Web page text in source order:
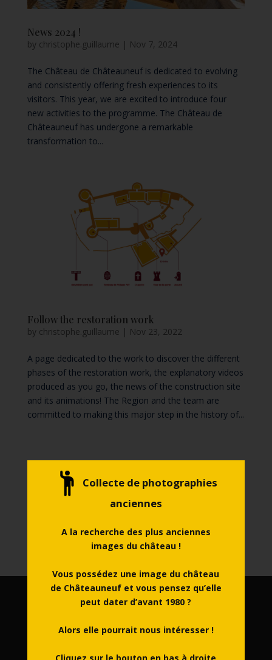
Collecte de photographies
anciennes
A la recherche des plus anciennes
images du château !
Vous possédez une image du château
de Châteauneuf et vous pensez qu’elle
peut dater d’avant 1980 ?
Alors elle pourrait nous intéresser !
News 2024 !
by christophe.guillaume | Nov 7, 2024
The Château de Châteauneuf is dedicated to evolving
and consistently offering fresh experiences to its
visitors. This year, we are excited to introduce four
new activities to the programme. The Château de
Châteauneuf has undergone a remarkable
transformation to...
Follow the restoration work
by christophe.guillaume | Nov 23, 2022
A page dedicated to the work to discover the different
phases of the restoration work, the explanatory videos
produced as you go, the news of the construction site
and its animations! The Region and the team are
committed to making this major step in the history of...
Recent Posts
The castle gift shop
Follow the restoration work
Navigation rapide :
Accueil